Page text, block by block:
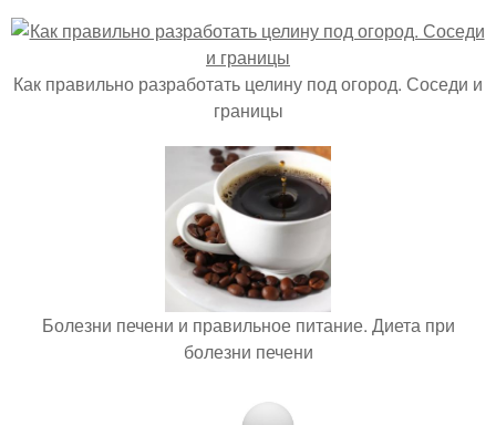
Как правильно разработать целину под огород. Соседи и
границы
Болезни печени и правильное питание. Диета при
болезни печени